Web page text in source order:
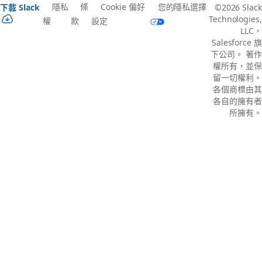
下載 Slack
隱私
權
條
款
Cookie 偏好
設定
您的隱私選擇
©2026 Slack
Technologies,
LLC，
Salesforce 旗
下公司。 著作
權所有，並保
留一切權利。
各個商標由其
各自的擁有者
所擁有。